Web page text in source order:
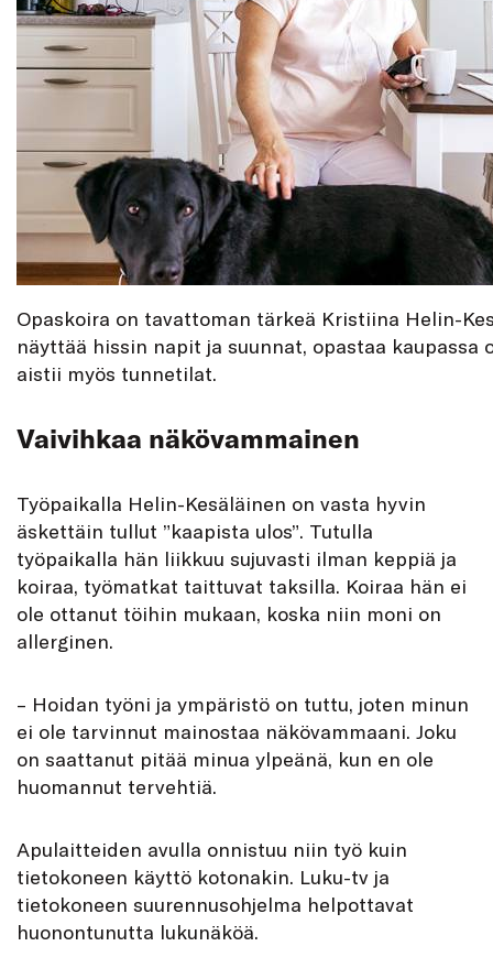
Opaskoira on tavattoman tärkeä Kristiina Helin-
näyttää hissin napit ja suunnat, opastaa kaupassa
aistii myös tunnetilat.
Vaivihkaa näkövammainen
Työpaikalla Helin-Kesäläinen on vasta hyvin
äskettäin tullut ”kaapista ulos”. Tutulla
työpaikalla hän liikkuu sujuvasti ilman keppiä ja
koiraa, työmatkat taittuvat taksilla. Koiraa hän ei
ole ottanut töihin mukaan, koska niin moni on
allerginen.
– Hoidan työni ja ympäristö on tuttu, joten minun
ei ole tarvinnut mainostaa näkövammaani. Joku
on saattanut pitää minua ylpeänä, kun en ole
huomannut tervehtiä.
Apulaitteiden avulla onnistuu niin työ kuin
tietokoneen käyttö kotonakin. Luku-tv ja
tietokoneen suurennusohjelma helpottavat
huonontunutta lukunäköä.